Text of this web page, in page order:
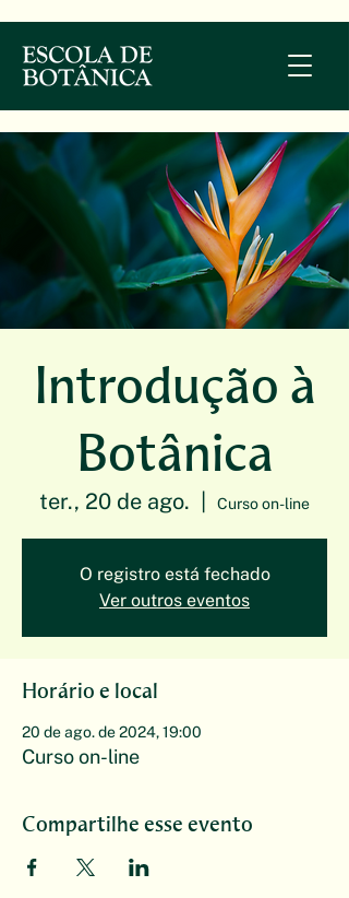
Introdução à
Botânica
ter., 20 de ago. Curso on-line
O registro está fechado
Ver outros eventos
Horário e local
20 de ago. de 2024, 19:00
Curso on-line
Compartilhe esse evento